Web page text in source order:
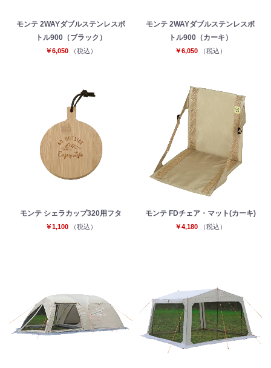
モンテ 2WAYダブルステンレスボ
トル900（ブラック）
￥6,050 （税込）
モンテ 2WAYダブルステンレスボ
トル900（カーキ）
￥6,050 （税込）
モンテ シェラカップ320用フタ
￥1,100 （税込）
モンテ FDチェア・マット(カーキ)
￥4,180 （税込）
お買い物を続ける カートへ進む